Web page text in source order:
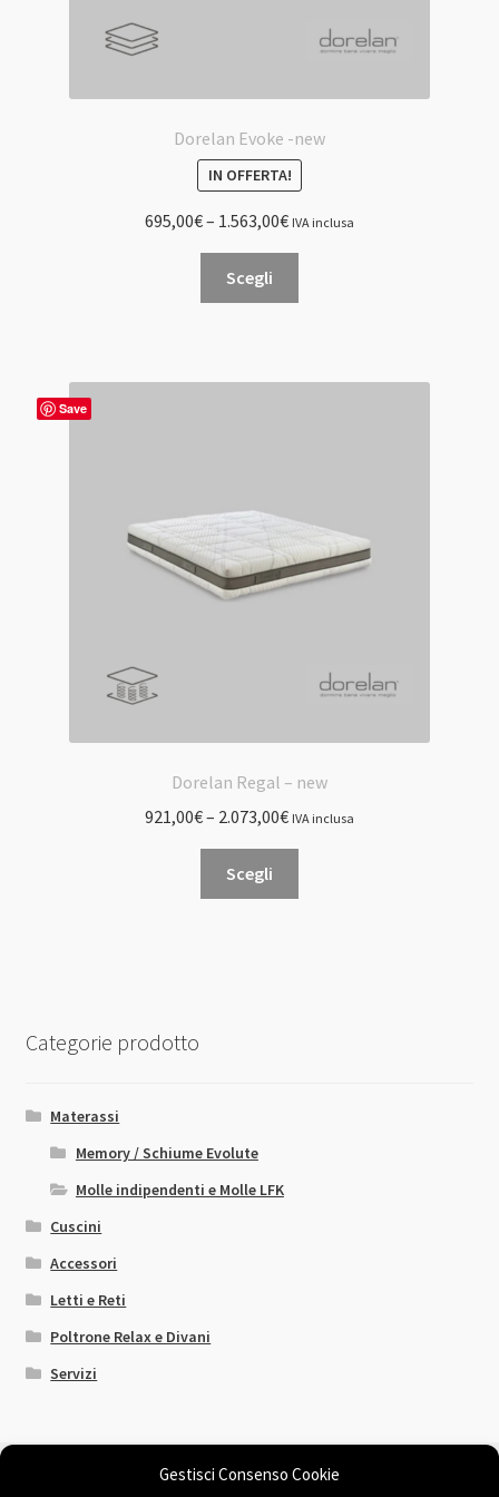
Gestisci Consenso Cookie
Dorelan Evoke -new
IN OFFERTA!
695,00€– 1.563,00€ IVA inclusa
Scegli
varianti.
scelte
nella
pagina
Save
Dorelan Regal – new
921,00€– 2.073,00€ IVA inclusa
Scegli
Categorie prodotto
Materassi
Memory / Schiume Evolute
Molle indipendenti e Molle LFK
Cuscini
Accessori
Letti e Reti
Poltrone Relax e Divani
Servizi